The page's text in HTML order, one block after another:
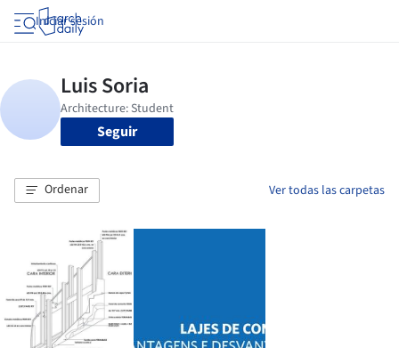
Iniciar sesión
Seguir
Ordenar Ver todas las carpetas